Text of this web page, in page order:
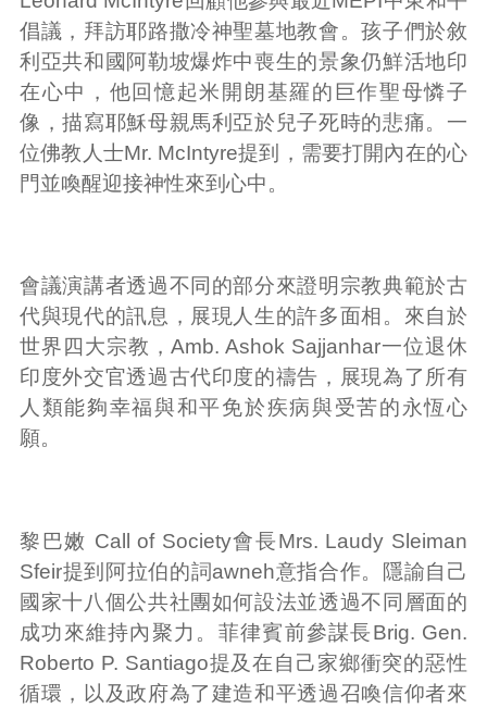
倡議，拜訪耶路撒冷神聖墓地教會。孩子們於敘
利亞共和國阿勒坡爆炸中喪生的景象仍鮮活地印
在心中，他回憶起米開朗基羅的巨作聖母憐子
像，描寫耶穌母親馬利亞於兒子死時的悲痛。一
位佛教人士Mr. McIntyre提到，需要打開內在的心
門並喚醒迎接神性來到心中。
會議演講者透過不同的部分來證明宗教典範於古
代與現代的訊息，展現人生的許多面相。來自於
世界四大宗教，Amb. Ashok Sajjanhar一位退休
印度外交官透過古代印度的禱告，展現為了所有
人類能夠幸福與和平免於疾病與受苦的永恆心
願。
黎巴嫩 Call of Society會長Mrs. Laudy Sleiman
Sfeir提到阿拉伯的詞awneh意指合作。隱諭自己
國家十八個公共社團如何設法並透過不同層面的
成功來維持內聚力。菲律賓前參謀長Brig. Gen.
Roberto P. Santiago提及在自己家鄉衝突的惡性
循環，以及政府為了建造和平透過召喚信仰者來